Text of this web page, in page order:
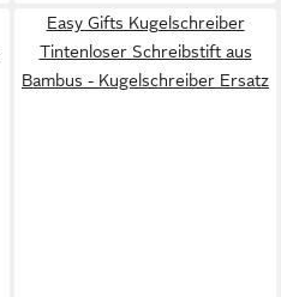
Easy Gifts Kugelschreiber
Tintenloser Schreibstift aus
Bambus - Kugelschreiber Ersatz